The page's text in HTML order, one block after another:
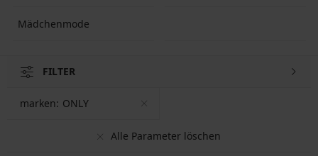
Mädchenmode
FILTER
Alle Parameter löschen
marken: ONLY